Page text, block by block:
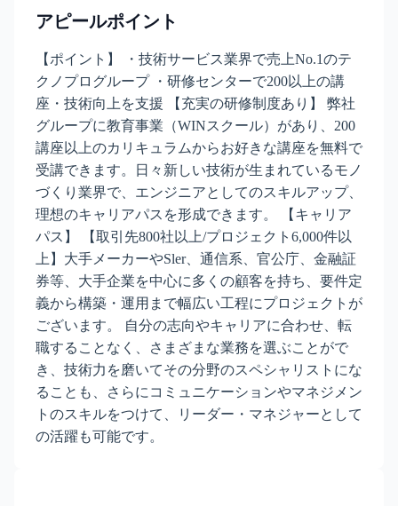
アピールポイント
【ポイント】 ・技術サービス業界で売上No.1のテ
クノプログループ ・研修センターで200以上の講
座・技術向上を支援 【充実の研修制度あり】 弊社
グループに教育事業（WINスクール）があり、200
講座以上のカリキュラムからお好きな講座を無料で
受講できます。日々新しい技術が生まれているモノ
づくり業界で、エンジニアとしてのスキルアップ、
理想のキャリアパスを形成できます。 【キャリア
パス】 【取引先800社以上/プロジェクト6,000件以
上】大手メーカーやSler、通信系、官公庁、金融証
券等、大手企業を中心に多くの顧客を持ち、要件定
義から構築・運用まで幅広い工程にプロジェクトが
ございます。 自分の志向やキャリアに合わせ、転
職することなく、さまざまな業務を選ぶことがで
き、技術力を磨いてその分野のスペシャリストにな
ることも、さらにコミュニケーションやマネジメン
トのスキルをつけて、リーダー・マネジャーとして
の活躍も可能です。